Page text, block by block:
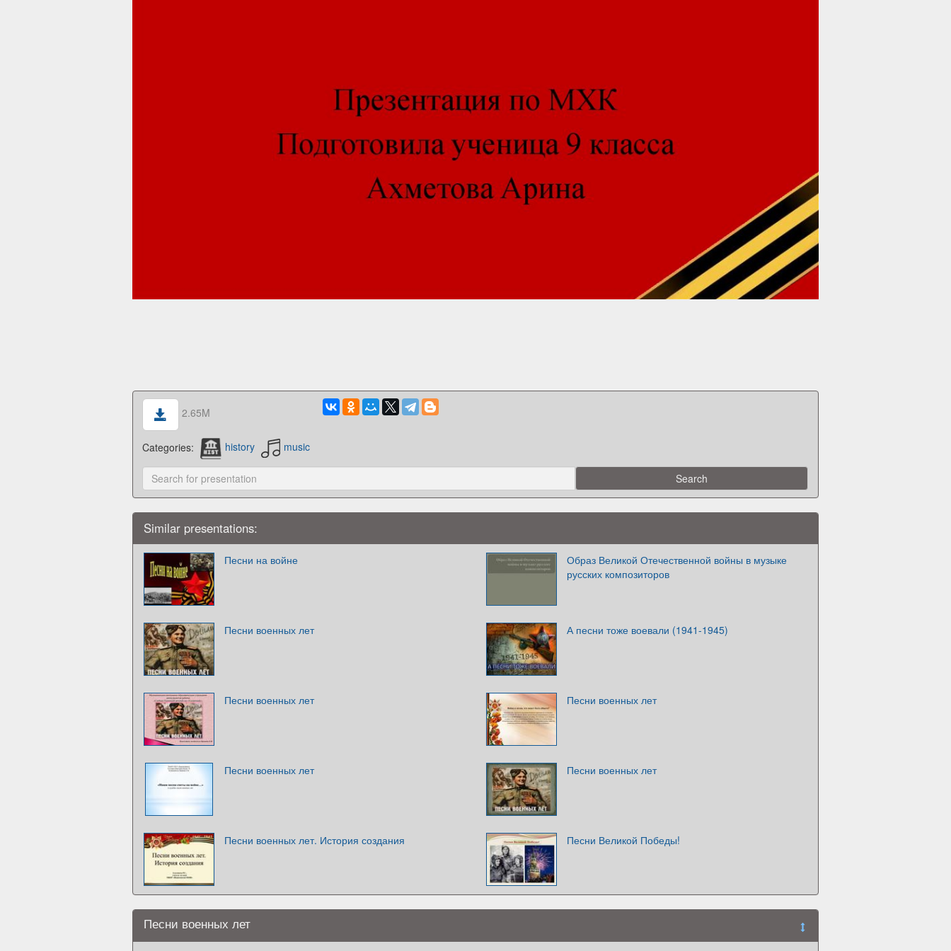
2.65M
Categories: history music
Similar presentations:
Песни на войне
Образ Великой Отечественной войны в музыке
русских композиторов
Песни военных лет А песни тоже воевали (1941-1945)
Песни военных лет Песни военных лет
Песни военных лет Песни военных лет
Песни военных лет. История создания Песни Великой Победы!
Песни военных лет